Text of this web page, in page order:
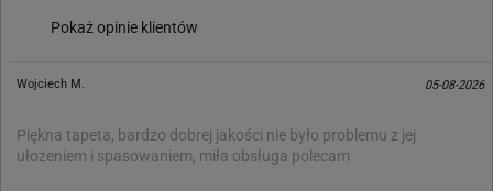
Pokaż opinie klientów
Wojciech M. 05-08-2026
Piękna tapeta, bardzo dobrej jakości nie było problemu z jej
ułożeniem i spasowaniem, miła obsługa polecam